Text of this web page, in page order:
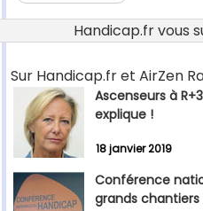
Handicap.fr vous
Sur Handicap.fr et AirZen
Ascenseurs à
explique !
18 janvier 2019
Conférence
grands chantiers